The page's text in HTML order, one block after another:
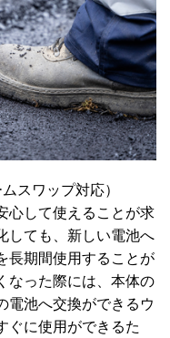
スワップ対応）
心して使えることが求
しても、新しい電池へ
長期間使用することが
なった際には、本体の
電池へ交換ができるウ
ぐに使用ができるた